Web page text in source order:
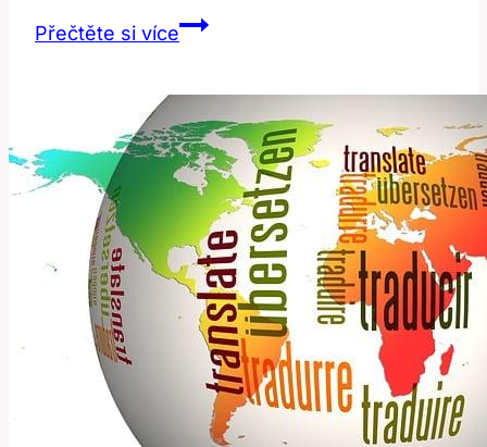
Přečtěte si víceHyphen:
Používat
Pomlčku
v
Angličtině?